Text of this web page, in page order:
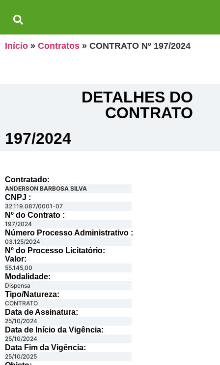
Início » Contratos » CONTRATO Nº 197/2024
DETALHES DO
CONTRATO​
197/2024
Contratado:
ANDERSON BARBOSA SILVA
CNPJ :
32.119.087/0001-07
Nº do Contrato :
197/2024
Número Processo Administrativo :
03.125/2024
Nº do Processo Licitatório:
Valor:
55.145,00
Modalidade:
Dispensa
Tipo/Natureza:
CONTRATO
Data de Assinatura:
25/10/2024
Data de Início da Vigência:
25/10/2024
Data Fim da Vigência:
25/10/2025